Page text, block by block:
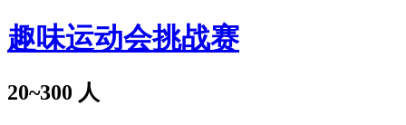
趣味运动会挑战赛
20~300 人